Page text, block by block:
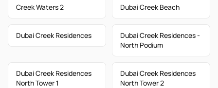
Creek Waters 2 Dubai Creek Beach
Dubai Creek Residences
Dubai Creek Residences -
North Podium
Dubai Creek Residences
North Tower 1
Dubai Creek Residences
North Tower 2